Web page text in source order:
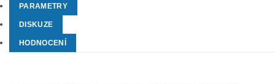
PARAMETRY
DISKUZE
HODNOCENÍ